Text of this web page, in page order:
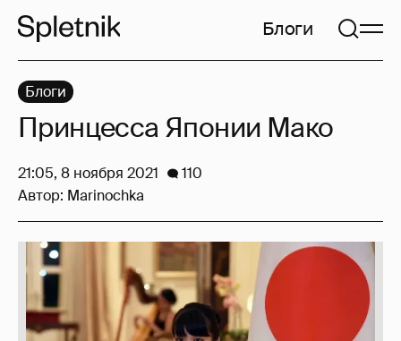
Блоги
Блоги
Принцесса Японии Мако
21:05, 8 ноября 2021
110
Автор: Marinochka